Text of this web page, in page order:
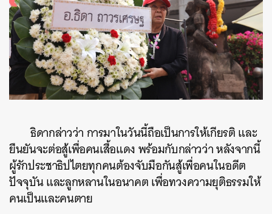
ธิดากล่าวว่า การมาในวันนี้ถือเป็นการให้เกียรติ และ
ยืนยันจะต่อสู้เพื่อคนเสื้อแดง พร้อมกับกล่าวว่า หลังจากนี้
ผู้รักประชาธิปไตยทุกคนต้องจับมือกันสู้เพื่อคนในอดีต
ปัจจุบัน และลูกหลานในอนาคต เพื่อทวงความยุติธรรมให้
คนเป็นและคนตาย